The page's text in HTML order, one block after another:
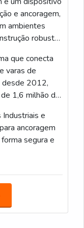
a presença
acabamento
capacidade de
de qualidade,
técnicas
trabalho em
E
VARA DE
ou em capa
mantenho em
produtos
isolante.
e ancoragem,
ambientes
robusta
o tempo
que conecta
varas de
desde 2012,
1,6 milhão de
produtos e
ancoragem
segura e